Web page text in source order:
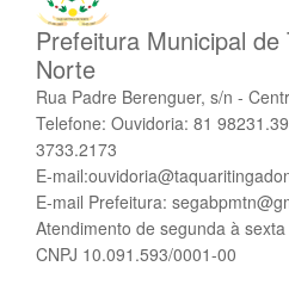
Prefeitura Municipal de
Norte
Rua Padre Berenguer, s/n -
Telefone: Ouvidoria: 81
3733.2173
E-
E-mail Prefeitura:
Atendimento de segunda à
CNPJ 10.091.593/0001-00